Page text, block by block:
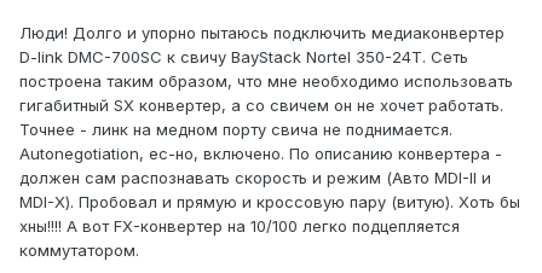
Люди! Долго и упорно пытаюсь подключить медиаконвертер
D-link DMC-700SC к свичу BayStack Nortel 350-24T. Сеть
построена таким образом, что мне необходимо использовать
гигабитный SX конвертер, а со свичем он не хочет работать.
Точнее - линк на медном порту свича не поднимается.
Autonegotiation, ес-но, включено. По описанию конвертера -
должен сам распознавать скорость и режим (Авто MDI-II и
MDI-X). Пробовал и прямую и кроссовую пару (витую). Хоть бы
хны!!!! А вот FX-конвертер на 10/100 легко подцепляется
коммутатором.